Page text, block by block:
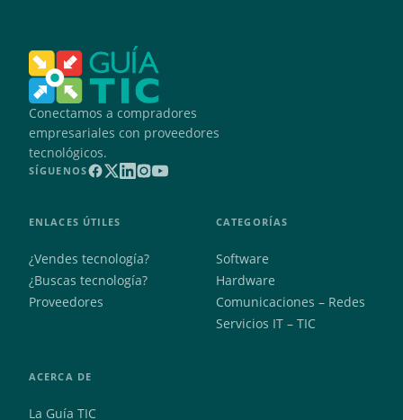
Conectamos a compradores
empresariales con proveedores
tecnológicos.
SÍGUENOS
ENLACES ÚTILES
¿Vendes tecnología?
¿Buscas tecnología?
Proveedores
CATEGORÍAS
Software
Hardware
Comunicaciones – Redes
Servicios IT – TIC
ACERCA DE
La Guía TIC